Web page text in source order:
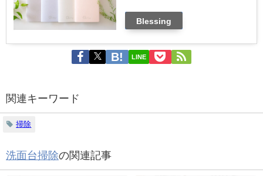
Blessing
LINE
関連キーワード
掃除
洗面台掃除の関連記事